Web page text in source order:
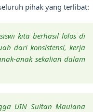
pihak yang terlibat:
kita berhasil lolos di
dari konsistensi, kerja
anak sekalian dalam
UIN Sultan Maulana